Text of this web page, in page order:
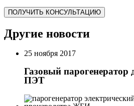
ПОЛУЧИТЬ КОНСУЛЬТАЦИЮ
Другие новости
25 ноября 2017
Газовый парогенератор
ПЭТ